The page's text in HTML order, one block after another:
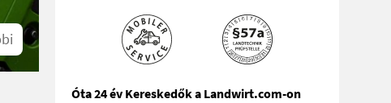
Óta 24 év Kereskedők a Landwirt.com-on